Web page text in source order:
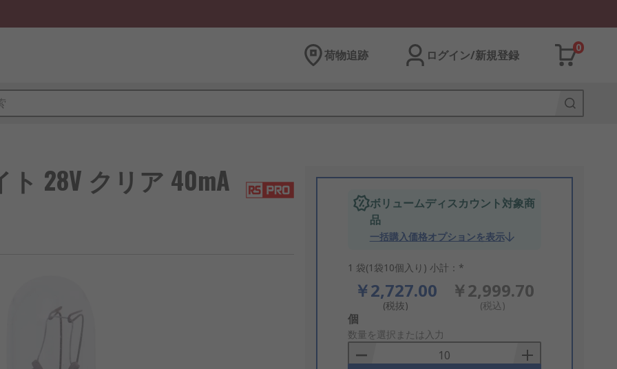
荷物追跡 ログイン/新規登録
0
28V クリア 40mA
ボリュームディスカウント対象商
品
一括購入価格オプションを表示
1 袋(1袋10個入り) 小計：*
￥2,727.00
(税抜)
￥2,999.70
(税込)
Add
to
Basket
個
数量を選択または入力